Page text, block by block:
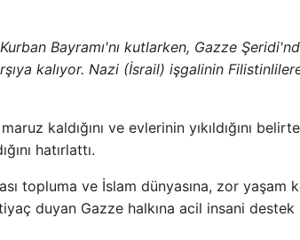
Bayramı'nı kutlarken, Gazze
kalıyor. Nazi (İsrail) işgalinin
kaldığını ve evlerinin yıkıldığını
hatırlattı.
topluma ve İslam dünyasına, zor yaşam
duyan Gazze halkına acil insani destek